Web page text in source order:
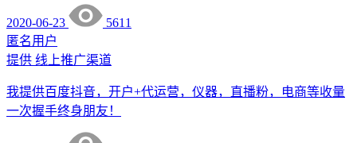
2020-06-23
5611
匿名用户
提供 线上推广渠道
我提供百度抖音，开户+代运营，仪器，直播粉，电商等收量
一次握手终身朋友！